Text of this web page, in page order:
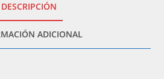
DESCRIPCIÓN
ADICIONAL